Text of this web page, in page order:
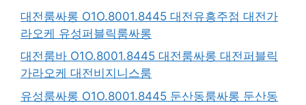
대전룸싸롱 O1O.8001.8445 대전유흥주점 대전가
라오케 유성퍼블릭룸싸롱
대전룸바 O1O.8001.8445 대전룸싸롱 대전퍼블릭
가라오케 대전비지니스룸
유성룸싸롱 O1O.8001.8445 둔산동룸싸롱 둔산동